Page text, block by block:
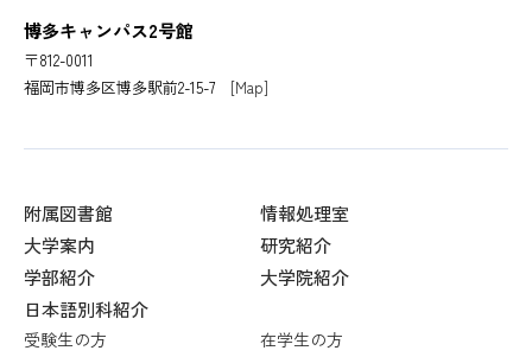
博多キャンパス2号館
〒812-0011
福岡市博多区博多駅前2-15-7 [Map]
附属図書館
情報処理室
大学案内
研究紹介
学部紹介
大学院紹介
日本語別科紹介
受験生の方
在学生の方